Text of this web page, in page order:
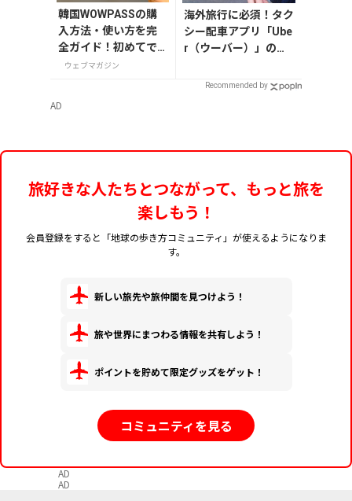
韓国WOWPASSの購
入方法・使い方を完
全ガイド！初めてで
も迷わない
ウェブマガジン
海外旅行に必須！タク
シー配車アプリ「Ube
r（ウーバー）」の登
Recommended by
AD
旅好きな人たちとつながって、もっと旅を
楽しもう！
会員登録をすると「地球の歩き方コミュニティ」が使えるようになりま
す。
新しい旅先や旅仲間を見つけよう！
旅や世界にまつわる情報を共有しよう！
ポイントを貯めて限定グッズをゲット！
コミュニティを見る
AD
AD